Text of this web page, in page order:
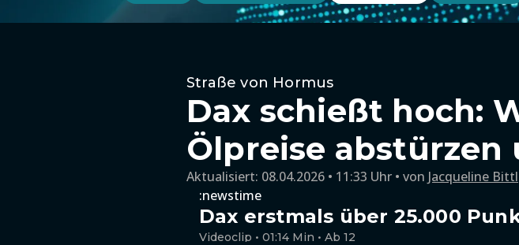
Straße von Hormus
Dax schießt hoch:
Ölpreise
Aktualisiert: 08.04.2026 • 11:33 Uhr von Jacqueline Bittl
:newstime
Dax erstmals über 25.000
Videoclip • 01:14 Min • Ab 12